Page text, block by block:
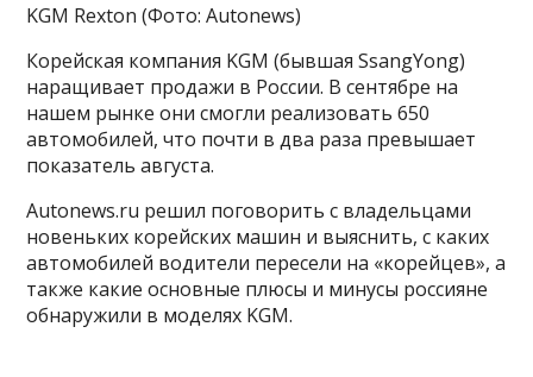
KGM Rexton (Фото: Autonews)
Корейская компания KGM (бывшая SsangYong)
наращивает продажи в России. В сентябре на
нашем рынке они смогли реализовать 650
автомобилей, что почти в два раза превышает
показатель августа.
Autonews.ru решил поговорить с владельцами
новеньких корейских машин и выяснить, с каких
автомобилей водители пересели на «корейцев», а
также какие основные плюсы и минусы россияне
обнаружили в моделях KGM.